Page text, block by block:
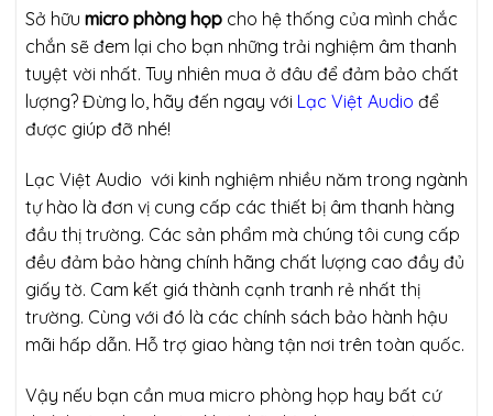
Sở hữu micro phòng họp cho hệ thống của mình chắc
chắn sẽ đem lại cho bạn những trải nghiệm âm thanh
tuyệt vời nhất. Tuy nhiên mua ở đâu để đảm bảo chất
lượng? Đừng lo, hãy đến ngay với Lạc Việt Audio để
được giúp đỡ nhé!
Lạc Việt Audio với kinh nghiệm nhiều năm trong ngành
tự hào là đơn vị cung cấp các thiết bị âm thanh hàng
đầu thị trường. Các sản phẩm mà chúng tôi cung cấp
đều đảm bảo hàng chính hãng chất lượng cao đầy đủ
giấy tờ. Cam kết giá thành cạnh tranh rẻ nhất thị
trường. Cùng với đó là các chính sách bảo hành hậu
mãi hấp dẫn. Hỗ trợ giao hàng tận nơi trên toàn quốc.
Vậy nếu bạn cần mua micro phòng họp hay bất cứ